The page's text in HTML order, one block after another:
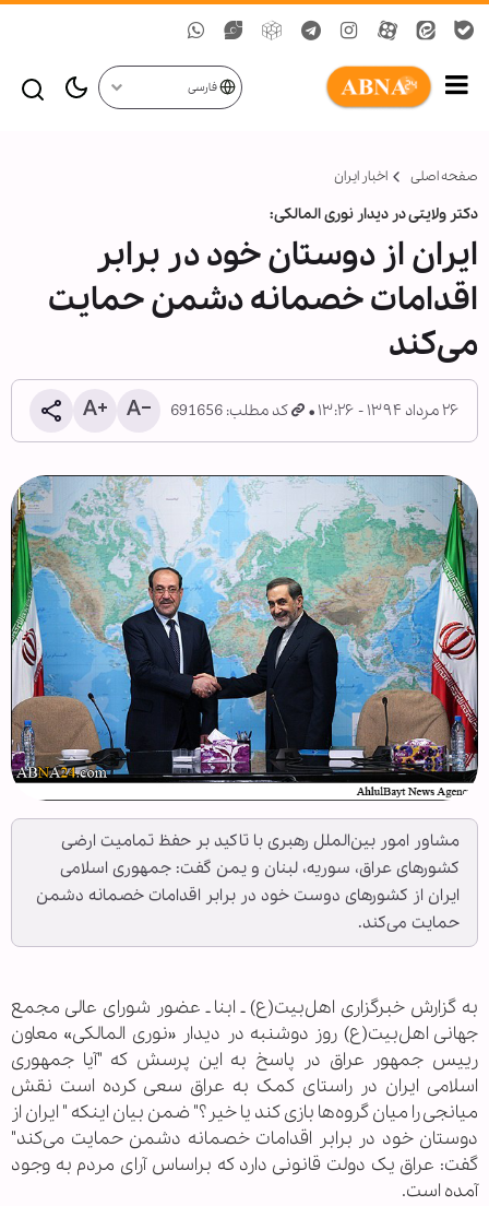
فارسی
صفحه اصلی اخبار ایران
دکتر ولایتی در دیدار نوری المالکی:
ایران از دوستان خود در برابر
اقدامات خصمانه دشمن حمایت
می‌کند
۲۶ مرداد ۱۳۹۴ - ۱۳:۲۶ کد مطلب: 691656
مشاور امور بین‌الملل رهبری با تاکید بر حفظ تمامیت ارضی
کشورهای عراق، سوریه، لبنان و یمن گفت: جمهوری اسلامی
ایران از کشورهای دوست خود در برابر اقدامات خصمانه دشمن
حمایت می‌کند.
به گزارش خبرگزاری اهل‌بیت(ع) ـ ابنا ـ عضور شورای عالی مجمع
جهانی اهل‌بیت(ع) روز دوشنبه در دیدار «نوری المالکی» معاون
رییس جمهور عراق در پاسخ به این پرسش که "آیا جمهوری
اسلامی ایران در راستای کمک به عراق سعی کرده است نقش
میانجی را میان گروه‌ها بازی کند یا خیر؟" ضمن بیان اینکه " ایران از
دوستان خود در برابر اقدامات خصمانه دشمن حمایت می‌کند"
گفت: عراق یک دولت قانونی دارد که براساس آرای مردم به وجود
آمده است.